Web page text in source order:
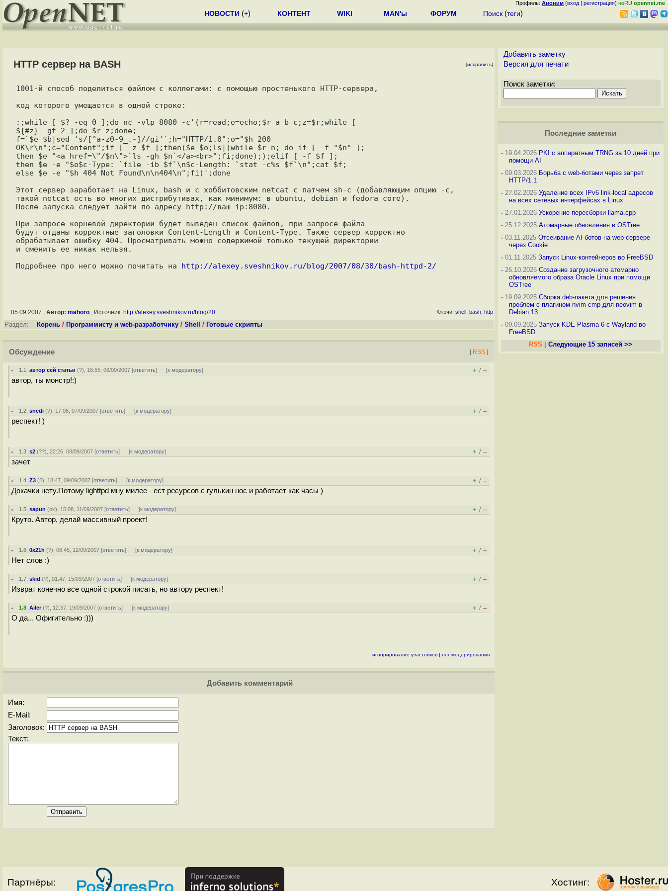
Профиль: Аноним (вход | регистрация) неRU opennet.me
НОВОСТИ (+) КОНТЕНТ WIKI MAN'ы ФОРУМ Поиск (теги)
HTTP сервер на BASH [исправить]
1001-й способ поделиться файлом с коллегами: с помощью простенького HTTP-сервера,
код которого умещается в одной строке:
:;while [ $? -eq 0 ];do nc -vlp 8080 -c'(r=read;e=echo;$r a b c;z=$r;while [
${#z} -gt 2 ];do $r z;done;
f=`$e $b|sed 's/[^a-z0-9_.-]//gi'`;h="HTTP/1.0";o="$h 200
OK\r\n";c="Content";if [ -z $f ];then($e $o;ls|(while $r n; do if [ -f "$n" ];
then $e "<a href=\"/$n\">`ls -gh $n`</a><br>";fi;done););elif [ -f $f ];
then $e -e "$o$c-Type: `file -ib $f`\n$c-Length: `stat -c%s $f`\n";cat $f;
else $e -e "$h 404 Not Found\n\n404\n";fi)';done
Этот сервер заработает на Linux, bash и с хоббитовским netcat с патчем sh-c (добавляющим опцию -c,
такой netcat есть во многих дистрибутивах, как минимум: в ubuntu, debian и fedora core).
После запуска следует зайти по адресу http://ваш_ip:8080.
При запросе корневой директории будет выведен список файлов, при запросе файла
будут отданы корректные заголовки Content-Length и Content-Type. Также сервер корректно
обрабатывает ошибку 404. Просматривать можно содержимой только текущей директории
и сменить ее никак нельзя.
Подробнее про него можно почитать на http://alexey.sveshnikov.ru/blog/2007/08/30/bash-httpd-2/
05.09.2007 , Автор: mahoro, Источник: http://alexey.sveshnikov.ru/blog/20... Ключи: shell bash http
Раздел: Корень / Программисту и web-разработчику / Shell / Готовые скрипты
Обсуждение [ RSS ]
1.1 ,автор сей статьи (?), 16:55, 06/09/2007 [ответить] [к модератору] + / –
автор, ты монстр!:)
1.2 ,snedi (?), 17:08, 07/09/2007 [ответить] [к модератору] + / –
респект! )
1.3 ,s2 (??), 22:26, 08/09/2007 [ответить] [к модератору] + / –
зачет
1.4 ,Z3 (?), 18:47, 09/09/2007 [ответить] [к модератору] + / –
Докачки нету.Потому lighttpd мну милее - ест ресурсов с гулькин нос и работает как часы )
1.5 ,sapun (ok), 15:08, 11/09/2007 [ответить] [к модератору] + / –
Круто. Автор, делай массивный проект!
1.6 ,0x21h (?), 08:45, 12/09/2007 [ответить] [к модератору] + / –
Нет слов :)
1.7 ,skid (?), 01:47, 15/09/2007 [ответить] [к модератору] + / –
Изврат конечно все одной строкой писать, но автору респект!
1.8 ,Ailer(?), 12:37, 19/09/2007 [ответить] [к модератору] + / –
О да... Офигительно :)))
игнорирование участников | лог модерирования
Добавить комментарий
Имя:
E-Mail:
Заголовок:
Текст:
Добавить заметку
Версия для печати
Поиск заметки:
Последние заметки
-19.04.2026 PKI с аппаратным TRNG за 10 дней при
помощи AI
-09.03.2026 Борьба с web-ботами через запрет
HTTP/1.1
-27.02.2026 Удаление всех IPv6 link-local адресов
на всех сетевых интерфейсах в Linux
-27.01.2026 Ускорение пересборки llama.cpp
-25.12.2025 Атомарные обновления в OSTree
-03.11.2025 Отсеивание AI-ботов на web-сервере
через Cookie
-01.11.2025 Запуск Linux-контейнеров во FreeBSD
-26.10.2025 Создание загрузочного атомарно
обновляемого образа Oracle Linux при помощи
OSTree
-19.09.2025 Сборка deb-пакета для решения
проблем с плагином nvim-cmp для neovim в
Debian 13
-09.09.2025 Запуск KDE Plasma 6 с Wayland во
FreeBSD
RSS
Следующие 15 записей >>
Партнёры: Хостинг: